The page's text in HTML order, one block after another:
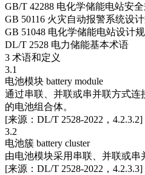
GB/T 42288 电化学储能电站安
GB 50116 火灾自动报警系统设
GB 51048 电化学储能电站设计
DL/T 2528 电力储能基本术语
3 术语和定义
3.1
电池模块 battery module
通过串联、并联或串并联方式
的电池组合体。
[来源：DL/T 2528-2022，4.2.3.2]
3.2
电池簇 battery cluster
由电池模块采用串联、并联或串
[来源：DL/T 2528-2022，4.2.3.3]